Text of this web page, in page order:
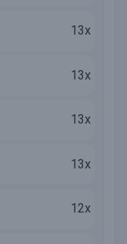
13x
13x
13x
13x
12x